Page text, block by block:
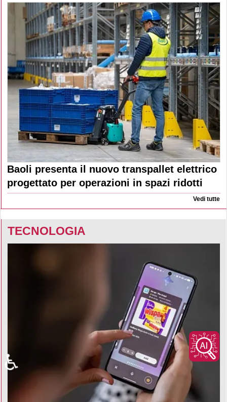
Baoli presenta il nuovo transpallet elettrico
progettato per operazioni in spazi ridotti
Vedi tutte
TECNOLOGIA